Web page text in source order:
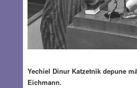
Yechiel Dinur Katzetnik depune
Eichmann.